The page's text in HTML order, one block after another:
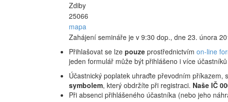
Zdiby
25066
mapa
Zahájení semináře je v 9:30 dop., dne 23. února
Přihlašovat se lze pouze prostřednictvím on-line
jeden formulář může být přihlášeno i více
Účastnický poplatek uhraďte převodním
symbolem, který obdržíte při registraci. Naše IČ
Při absenci přihlášeného účastníka (nebo jeho